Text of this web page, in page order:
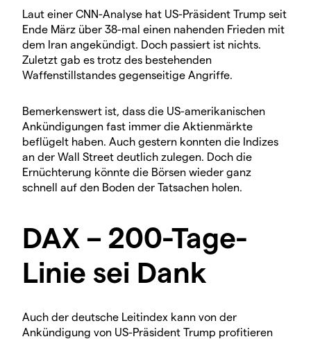
Laut einer CNN-Analyse hat US-Präsident Trump seit
Ende März über 38-mal einen nahenden Frieden mit
dem Iran angekündigt. Doch passiert ist nichts.
Zuletzt gab es trotz des bestehenden
Waffenstillstandes gegenseitige Angriffe.
Bemerkenswert ist, dass die US-amerikanischen
Ankündigungen fast immer die Aktienmärkte
beflügelt haben. Auch gestern konnten die Indizes
an der Wall Street deutlich zulegen. Doch die
Ernüchterung könnte die Börsen wieder ganz
schnell auf den Boden der Tatsachen holen.
DAX – 200-Tage-
Linie sei Dank
Auch der deutsche Leitindex kann von der
Ankündigung von US-Präsident Trump profitieren